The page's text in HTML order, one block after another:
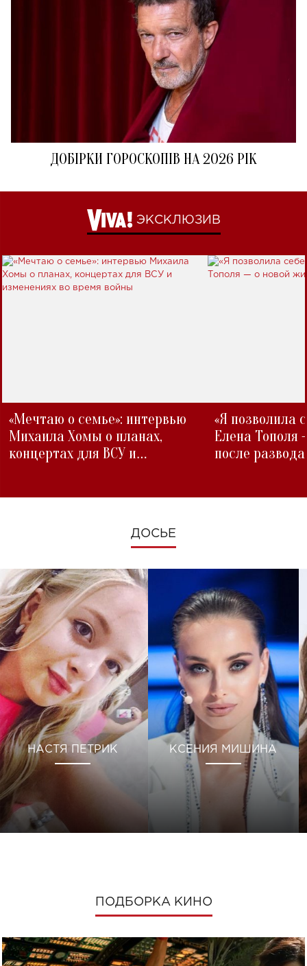
ДОБІРКИ ГОРОСКОПІВ НА 2026 РІК
ЭКСКЛЮЗИВ
«Мечтаю о семье»: интервью
Михаила Хомы о планах,
концертах для ВСУ и
«Я позволила
Елена Тополя
после развода
ДОСЬЕ
НАСТЯ ПЕТРИК КСЕНИЯ МИШИНА
ПОДБОРКА КИНО